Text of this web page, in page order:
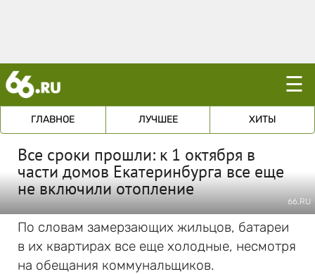
☰
ГЛАВНОЕ ЛУЧШЕЕ ХИТЫ
Все сроки прошли: к 1 октября в
части домов Екатеринбурга все еще
не включили отопление
66.RU
По словам замерзающих жильцов, батареи
в их квартирах все еще холодные, несмотря
на обещания коммунальщиков.